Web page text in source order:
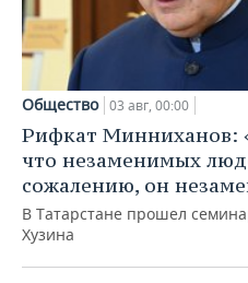
Общество 03 авг, 00:00
Рифкат Минниханов:
что незаменимых
сожалению, он
В Татарстане прошел
Хузина